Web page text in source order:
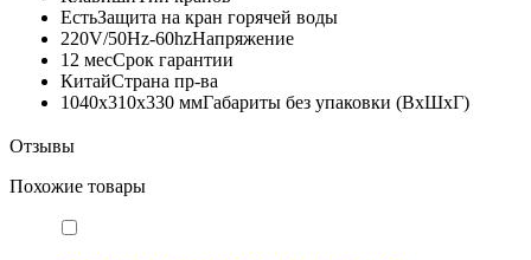
ЕстьЗащита на кран горячей воды
220V/50Hz-60hzНапряжение
12 месСрок гарантии
КитайСтрана пр-ва
1040х310х330 ммГабариты без упаковки (ВxШxГ)
Отзывы
Похожие товары